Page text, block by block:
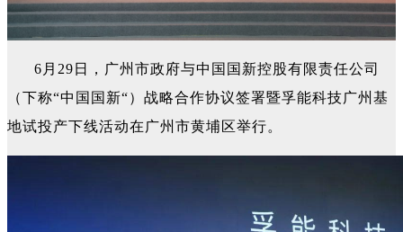
6月29日，广州市政府与中国国新控股有限责任公司
（下称“中国国新“）战略合作协议签署暨孚能科技广州基
地试投产下线活动在广州市黄埔区举行。